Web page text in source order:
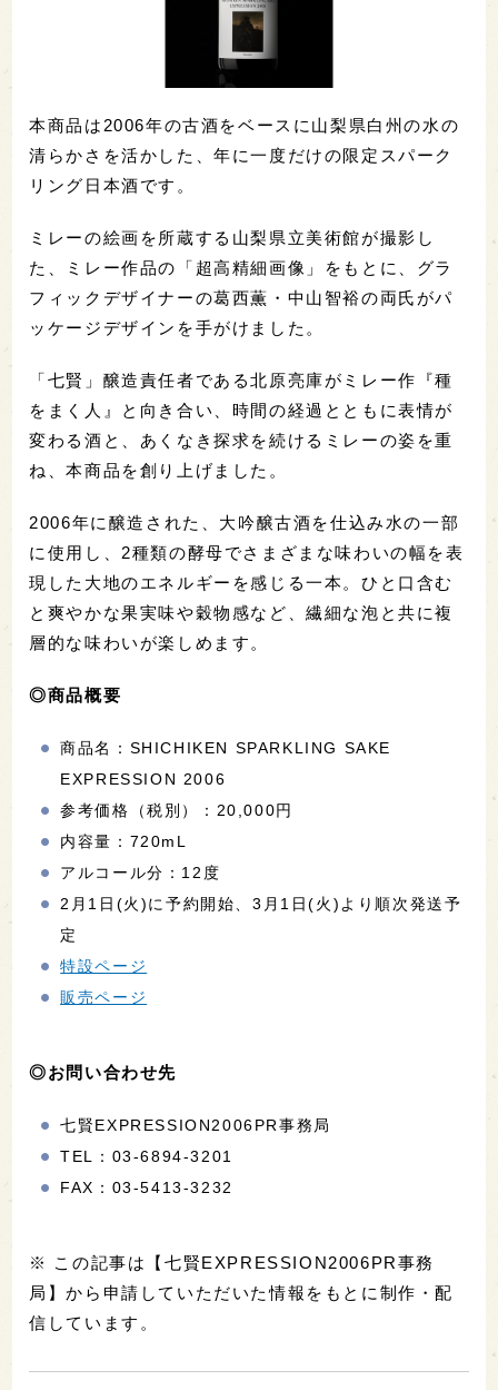
本商品は2006年の古酒をベースに山梨県白州の水の
清らかさを活かした、年に一度だけの限定スパーク
リング日本酒です。
ミレーの絵画を所蔵する山梨県立美術館が撮影し
た、ミレー作品の「超高精細画像」をもとに、グラ
フィックデザイナーの葛西薫・中山智裕の両氏がパ
ッケージデザインを手がけました。
「七賢」醸造責任者である北原亮庫がミレー作『種
をまく人』と向き合い、時間の経過とともに表情が
変わる酒と、あくなき探求を続けるミレーの姿を重
ね、本商品を創り上げました。
2006年に醸造された、大吟醸古酒を仕込み水の一部
に使用し、2種類の酵母でさまざまな味わいの幅を表
現した大地のエネルギーを感じる一本。ひと口含む
と爽やかな果実味や穀物感など、繊細な泡と共に複
層的な味わいが楽しめます。
◎商品概要
商品名：SHICHIKEN SPARKLING SAKE
EXPRESSION 2006
参考価格（税別）：20,000円
内容量：720mL
アルコール分：12度
2月1日(火)に予約開始、3月1日(火)より順次発送予
定
特設ページ
販売ページ
◎お問い合わせ先
七賢EXPRESSION2006PR事務局
TEL：03-6894-3201
FAX：03-5413-3232
※ この記事は【七賢EXPRESSION2006PR事務
局】から申請していただいた情報をもとに制作・配
信しています。